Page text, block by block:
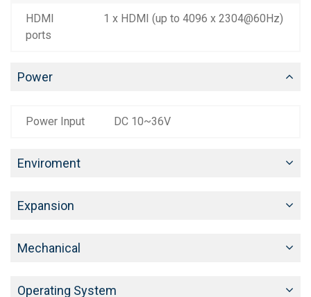
HDMI
ports
1 x HDMI (up to 4096 x 2304@60Hz)
Power
Power Input DC 10~36V
Enviroment
Expansion
Mechanical
Operating System